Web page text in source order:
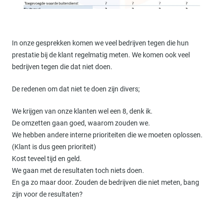
In onze gesprekken komen we veel bedrijven tegen die hun
prestatie bij de klant regelmatig meten. We komen ook veel
bedrijven tegen die dat niet doen.
De redenen om dat niet te doen zijn divers;
We krijgen van onze klanten wel een 8, denk ik.
De omzetten gaan goed, waarom zouden we.
We hebben andere interne prioriteiten die we moeten oplossen.
(Klant is dus geen prioriteit)
Kost teveel tijd en geld.
We gaan met de resultaten toch niets doen.
En ga zo maar door. Zouden de bedrijven die niet meten, bang
zijn voor de resultaten?